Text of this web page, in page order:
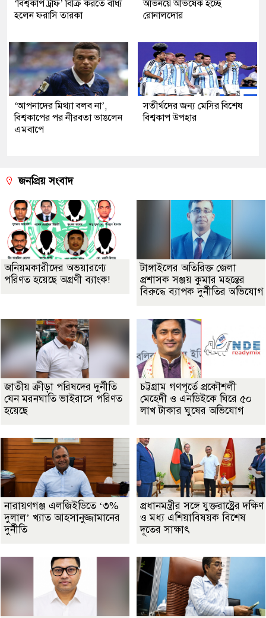
‘বিশ্বকাপ ট্রফি’ বিক্রি করতে বাধ্য
হলেন ফরাসি তারকা
অভিনয়ে অভিষেক হচ্ছে
রোনালদোর
‘আপনাদের মিথ্যা বলব না’,
বিশ্বকাপের পর নীরবতা ভাঙলেন
এমবাপে
সতীর্থদের জন্য মেসির বিশেষ
বিশ্বকাপ উপহার
জনপ্রিয় সংবাদ
অনিয়মকারীদের অভয়ারণ্যে
পরিণত হয়েছে অগ্রণী ব্যাংক!
টাঙ্গাইলের অতিরিক্ত জেলা
প্রশাসক সঞ্জয় কুমার মহন্তের
বিরুদ্ধে ব্যাপক দুর্নীতির অভিযোগ
জাতীয় ক্রীড়া পরিষদের দুর্নীতি
যেন মরনঘাতি ভাইরাসে পরিণত
হয়েছে
চট্টগ্রাম গণপূর্তে প্রকৌশলী
মেহেদী ও এনডিইকে ঘিরে ৫০
লাখ টাকার ঘুষের অভিযোগ
নারায়ণগঞ্জ এলজিইডিতে ‘৩%
দুলাল’ খ্যাত আহসানুজ্জামানের
দুর্নীতি
প্রধানমন্ত্রীর সঙ্গে যুক্তরাষ্ট্রের দক্ষিণ
ও মধ্য এশিয়াবিষয়ক বিশেষ
দূতের সাক্ষাৎ